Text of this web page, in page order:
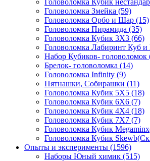
Головоломка Кубик
Головоломка Змейка (59)
Головоломка Орбо и Шар (15)
Головоломка Пирамида (35)
Головоломка Кубик 3Х3 (66)
Головоломка Лабиринт Куб
Набор Кубиков- головоломок
Брелок- головоломка (14)
Головоломка Infinity (9)
Пятнашки, Собирашки (11)
Головоломка Кубик 5Х5 (18)
Головоломка Кубик 6Х6 (7)
Головоломка Кубик 4Х4 (18)
Головоломка Кубик 7Х7 (7)
Головоломка Кубик
Головоломка Кубик
Опыты и эксперименты (1596)
Наборы Юный химик (515)